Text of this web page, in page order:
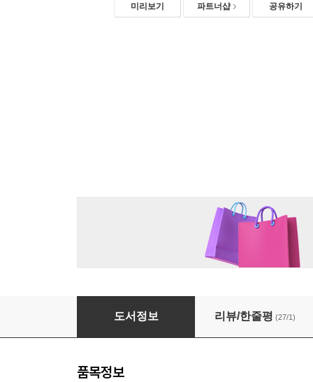
미리보기 파트너샵 공유하기
미션! 친구관계를 정복하라
도서정보 리뷰/한줄평 (27/1)
품목정보